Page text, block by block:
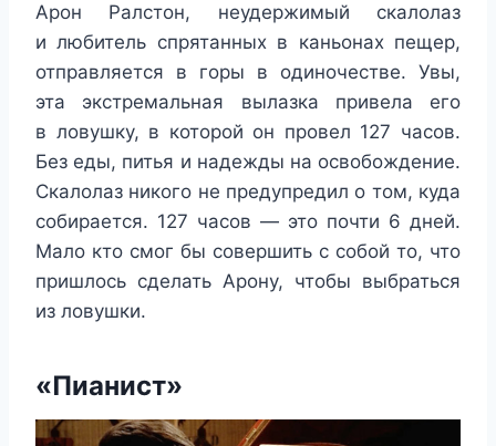
Арон Ралстон, неудержимый скалолаз
и любитель спрятанных в каньонах пещер,
отправляется в горы в одиночестве. Увы,
эта экстремальная вылазка привела его
в ловушку, в которой он провел 127 часов.
Без еды, питья и надежды на освобождение.
Скалолаз никого не предупредил о том, куда
собирается. 127 часов — это почти 6 дней.
Мало кто смог бы совершить с собой то, что
пришлось сделать Арону, чтобы выбраться
из ловушки.
«Пианист»